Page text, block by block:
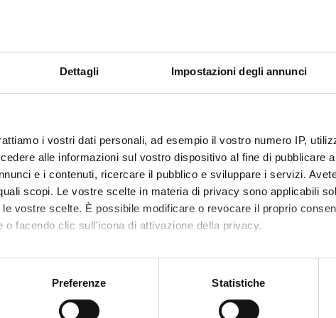
Dettagli Impostazioni degli annunci
i vostri dati personali, ad esempio il vostro numero IP,
alle informazioni sul vostro dispositivo al fine di pubblicare
e i contenuti, ricercare il pubblico e sviluppare i servizi.
scopi. Le vostre scelte in materia di privacy sono applicabili
vostre scelte. È possibile modificare o revocare il proprio
o facendo clic sull'icona di attivazione della privacy.
anche:
sulla tua posizione geografica, con un'approssimazione di
Preferenze Statistiche
di laboratorio protetto, lo studente è in grado di eseguire sotto
in area protetta abilità di natura gestuale e relazionale/educativa.
mobilizzare il paziente applicando i principi della KINESTHETIC,
La cura del corpo, eseguire (e rimuovere( il cateterismo
obbligatoria al 100% del monte ore previsto.
e Ricevimento studenti:
o previo contatto telefonico.